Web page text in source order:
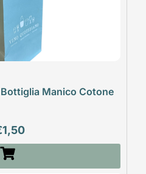
Manico Cotone
1,50